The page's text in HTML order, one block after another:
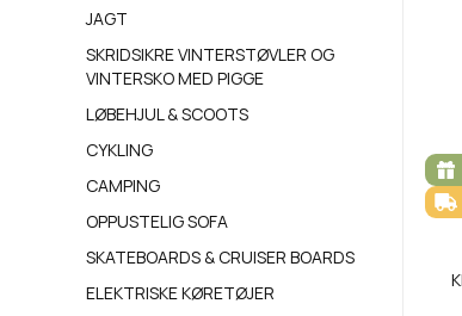
JAGT
SKRIDSIKRE VINTERSTØVLER OG
VINTERSKO MED PIGGE
LØBEHJUL & SCOOTS
CYKLING
CAMPING
OPPUSTELIG SOFA
SKATEBOARDS & CRUISER BOARDS
ELEKTRISKE KØRETØJER